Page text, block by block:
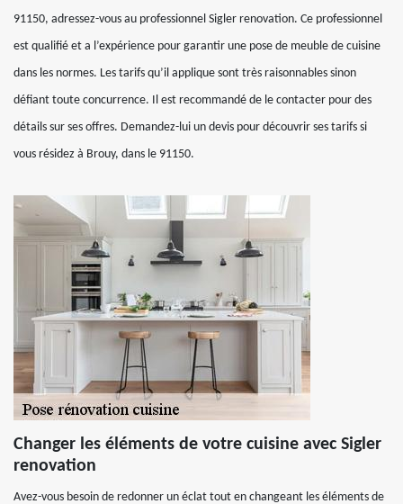
91150, adressez-vous au professionnel Sigler renovation. Ce professionnel
est qualifié et a l’expérience pour garantir une pose de meuble de cuisine
dans les normes. Les tarifs qu’il applique sont très raisonnables sinon
défiant toute concurrence. Il est recommandé de le contacter pour des
détails sur ses offres. Demandez-lui un devis pour découvrir ses tarifs si
vous résidez à Brouy, dans le 91150.
Changer les éléments de votre cuisine avec Sigler
renovation
Avez-vous besoin de redonner un éclat tout en changeant les éléments de